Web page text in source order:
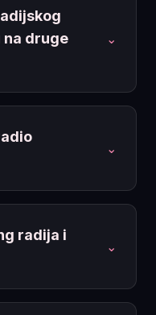
na druge
⌄
⌄
radija i
⌄